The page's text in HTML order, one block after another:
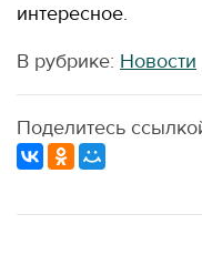
интересное.
В рубрике: Новости
Поделитесь